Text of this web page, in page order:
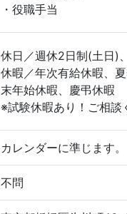
・役職手当
休日／週休2日制(土日)
休暇／年次有給休暇、
末年始休暇、慶弔休暇
※試験休暇あり！ご相談
カレンダーに準じます。
不問